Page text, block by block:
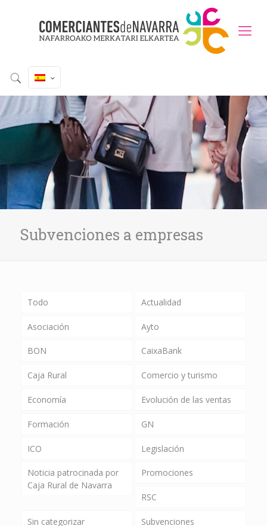
Subvenciones a empresas
Todo Actualidad
Asociación Ayto
BON CaixaBank
Caja Rural Comercio y turismo
Economía Evolución de las ventas
Formación GN
ICO Legislación
Noticia patrocinada por
Caja Rural de Navarra
Promociones
RSC
Sin categorizar Subvenciones